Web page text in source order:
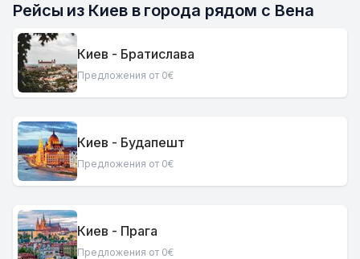
Рейсы из Киев в города рядом с Вена
Киев - Братислава
Предложения от 0€
Киев - Будапешт
Предложения от 0€
Киев - Прага
Предложения от 0€